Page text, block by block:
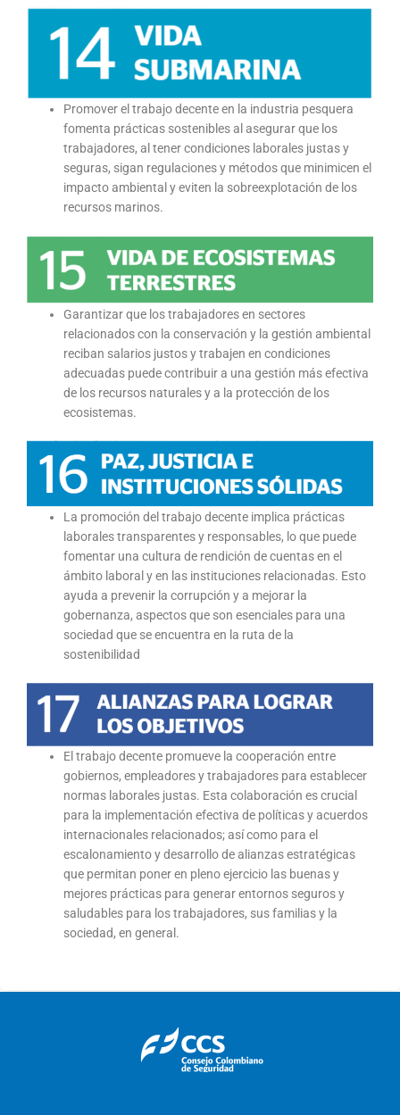
Promover el trabajo decente en la industria pesquera
fomenta prácticas sostenibles al asegurar que los
trabajadores, al tener condiciones laborales justas y
seguras, sigan regulaciones y métodos que minimicen el
impacto ambiental y eviten la sobreexplotación de los
recursos marinos.
Garantizar que los trabajadores en sectores
relacionados con la conservación y la gestión ambiental
reciban salarios justos y trabajen en condiciones
adecuadas puede contribuir a una gestión más efectiva
de los recursos naturales y a la protección de los
ecosistemas.
La promoción del trabajo decente implica prácticas
laborales transparentes y responsables, lo que puede
fomentar una cultura de rendición de cuentas en el
ámbito laboral y en las instituciones relacionadas. Esto
ayuda a prevenir la corrupción y a mejorar la
gobernanza, aspectos que son esenciales para una
sociedad que se encuentra en la ruta de la
sostenibilidad
El trabajo decente promueve la cooperación entre
gobiernos, empleadores y trabajadores para establecer
normas laborales justas. Esta colaboración es crucial
para la implementación efectiva de políticas y acuerdos
internacionales relacionados; así como para el
escalonamiento y desarrollo de alianzas estratégicas
que permitan poner en pleno ejercicio las buenas y
mejores prácticas para generar entornos seguros y
saludables para los trabajadores, sus familias y la
sociedad, en general.